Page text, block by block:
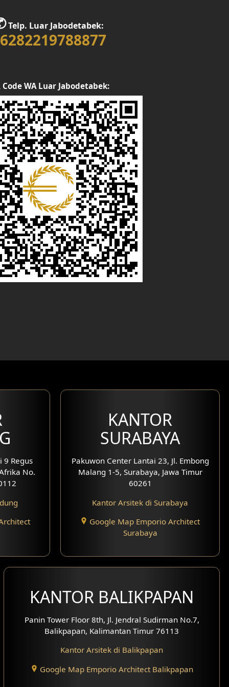
Telp. Luar Jabodetabek:
Code WA Luar Jabodetabek:
9 Regus
No.
KANTOR
SURABAYA
Pakuwon Center Lantai 23, Jl. Embong
Malang 1-5, Surabaya, Jawa Timur
60261
Kantor Arsitek di Surabaya
Google Map Emporio Architect
Surabaya
KANTOR BALIKPAPAN
Panin Tower Floor 8th, Jl. Jendral Sudirman No.7,
Balikpapan, Kalimantan Timur 76113
Kantor Arsitek di Balikpapan
Google Map Emporio Architect Balikpapan